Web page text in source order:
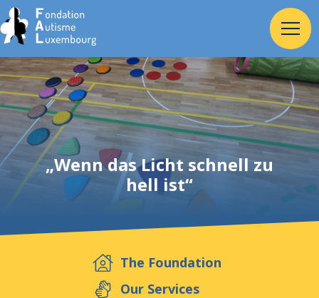
Home
Foundation
Services
Employer
„Wenn das Licht schnell zu
hell ist“
The Foundation
Our Services